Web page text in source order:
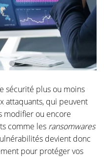
sécurité plus ou moins
attaquants, qui peuvent
modifier ou encore
comme les ransomwares
devient donc
pour protéger vos